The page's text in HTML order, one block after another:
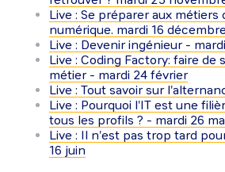
Live : Se préparer aux métiers
numérique. mardi 16
Live : Devenir ingénieur -
Live : Coding Factory: faire de
métier - mardi 24 février
Live : Tout savoir sur
Live : Pourquoi l'IT est une
tous les profils ? - mardi 26
Live : Il n'est pas trop tard
16 juin